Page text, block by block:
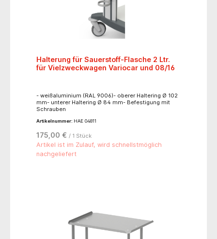
Halterung für Sauerstoff-Flasche 2 Ltr.
für Vielzweckwagen Variocar und 08/16
- weißaluminium (RAL 9006)- oberer Haltering Ø 102
mm- unterer Haltering Ø 84 mm- Befestigung mit
Schrauben
Artikelnummer: HAE 04811
175,00 € / 1 Stück
Artikel ist im Zulauf, wird schnellstmöglich
nachgeliefert